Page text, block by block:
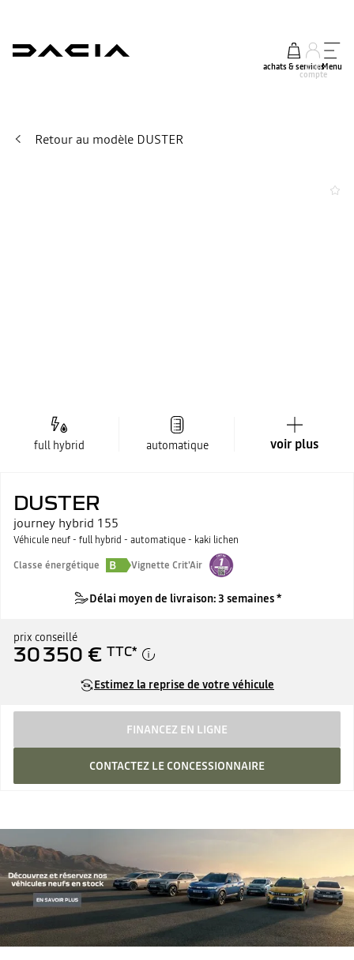
achats & services
mon
compte
Menu
Retour au modèle DUSTER
full hybrid automatique voir plus
DUSTER
journey hybrid 155
Véhicule neuf - full hybrid - automatique - kaki lichen
Classe énergétique
B Vignette Crit'Air
Délai moyen de livraison: 3 semaines *
prix conseillé
30 350 € TTC*
Estimez la reprise de votre véhicule
FINANCEZ EN LIGNE
CONTACTEZ LE CONCESSIONNAIRE